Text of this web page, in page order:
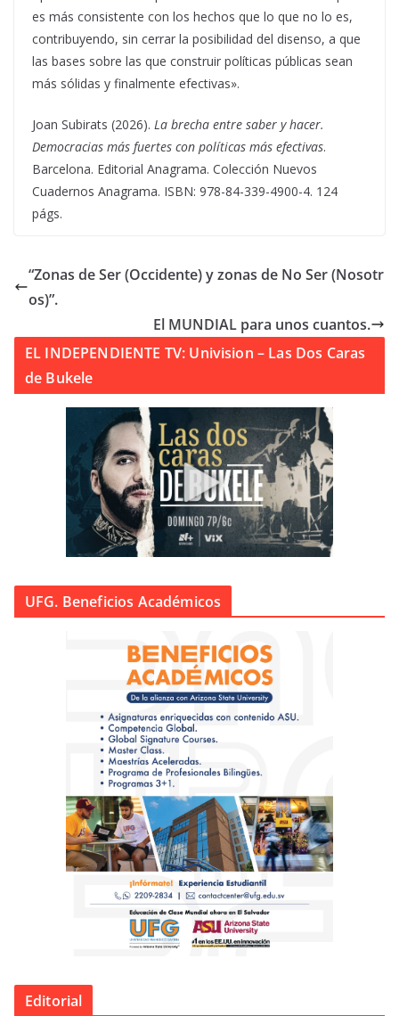
es más consistente con los hechos que lo que no lo es,
contribuyendo, sin cerrar la posibilidad del disenso, a que
las bases sobre las que construir políticas públicas sean
más sólidas y finalmente efectivas».
Joan Subirats (2026). La brecha entre saber y hacer.
Democracias más fuertes con políticas más efectivas.
Barcelona. Editorial Anagrama. Colección Nuevos
Cuadernos Anagrama. ISBN: 978-84-339-4900-4. 124
págs.
“Zonas de Ser (Occidente) y zonas de No Ser (Nosotr
os)”.
El MUNDIAL para unos cuantos.
EL INDEPENDIENTE TV: Univision – Las Dos Caras
de Bukele
UFG. Beneficios Académicos
Editorial